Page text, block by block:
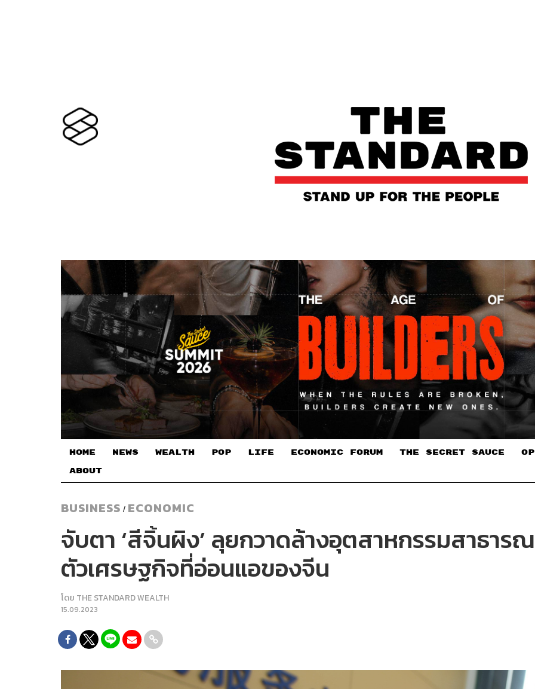
HOME NEWS WEALTH POP LIFE ECONOMIC FORUM THE SECRET SAUCE​
ABOUT
BUSINESS / ECONOMIC
จับตา ‘สีจิ้นผิง’ ลุยกวาดล้างอุตสาหกรรมสาธา
ตัวเศรษฐกิจที่อ่อนแอของจีน
โดย THE STANDARD WEALTH
15.09.2023